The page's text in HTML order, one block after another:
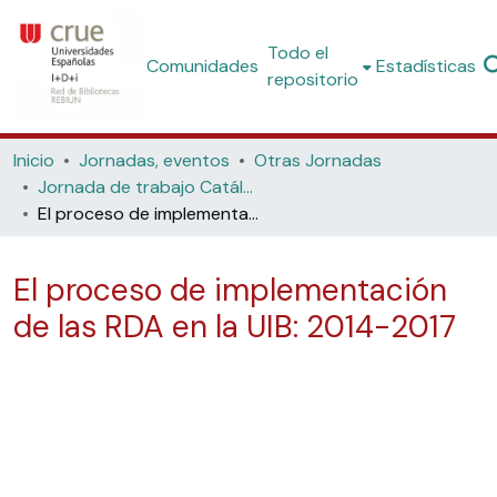
Comunidades
Todo el
repositorio
Estadísticas
Inicio Jornadas, eventos
Otras Jornadas
Jornada de trabajo Catálogo Colectivo REBIUN y RDA
El proceso de implementación de las RDA en la UIB: 2014-2017
El proceso de implementación
de las RDA en la UIB: 2014-2017